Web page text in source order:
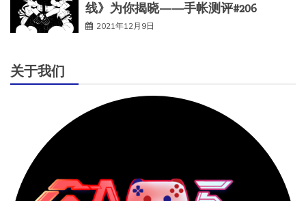
线》为你揭晓——手帐测评#206
2021年12月9日
关于我们